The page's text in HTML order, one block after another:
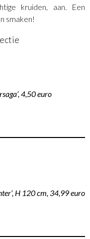
kruiden, aan. Een
smaken!
4,50 euro
H 120 cm, 34,99 euro